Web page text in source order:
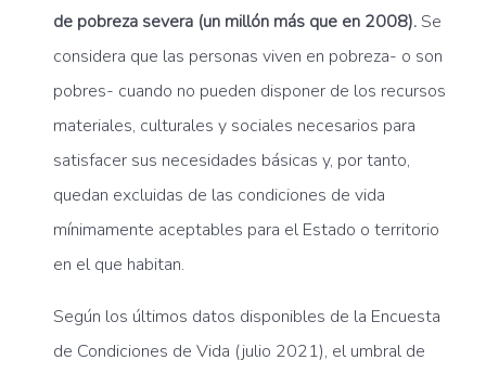
de pobreza severa (un millón más que en 2008). Se
considera que las personas viven en pobreza- o son
pobres- cuando no pueden disponer de los recursos
materiales, culturales y sociales necesarios para
satisfacer sus necesidades básicas y, por tanto,
quedan excluidas de las condiciones de vida
mínimamente aceptables para el Estado o territorio
en el que habitan.
Según los últimos datos disponibles de la Encuesta
de Condiciones de Vida (julio 2021), el umbral de